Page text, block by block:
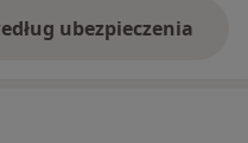
ubezpieczenia